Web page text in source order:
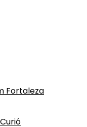
Fortaleza